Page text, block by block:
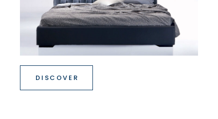
DISCOVER